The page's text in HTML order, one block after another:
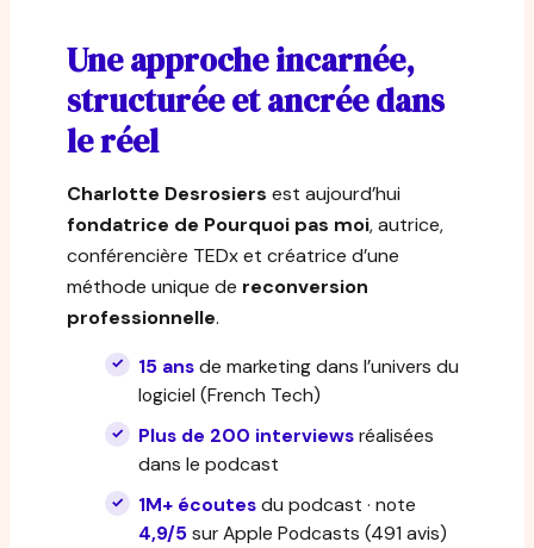
Une approche incarnée,
structurée et ancrée dans
le réel
Charlotte Desrosiers est aujourd’hui
fondatrice de Pourquoi pas moi, autrice,
conférencière TEDx et créatrice d’une
méthode unique de reconversion
professionnelle.
15 ansde marketing dans l’univers du
logiciel (French Tech)
Plus de 200 interviewsréalisées
dans le podcast
1M+ écoutesdu podcast · note
4,9/5 sur Apple Podcasts (491 avis)